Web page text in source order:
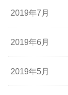
2019年7月
2019年6月
2019年5月